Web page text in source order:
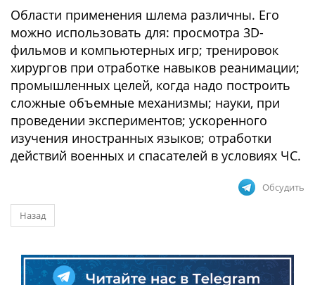
Области применения шлема различны. Его
можно использовать для: просмотра 3D-
фильмов и компьютерных игр; тренировок
хирургов при отработке навыков реанимации;
промышленных целей, когда надо построить
сложные объемные механизмы; науки, при
проведении экспериментов; ускоренного
изучения иностранных языков; отработки
действий военных и спасателей в условиях ЧС.
Обсудить
Назад